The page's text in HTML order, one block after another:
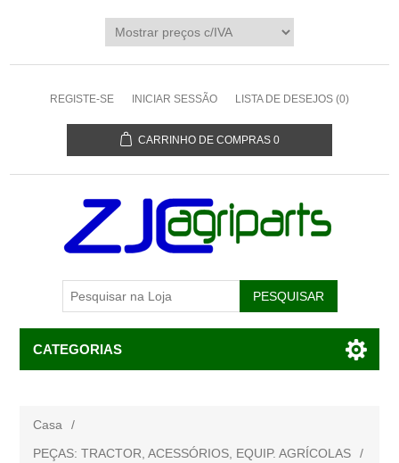
REGISTE-SE INICIAR SESSÃO LISTA DE DESEJOS (0)
CARRINHO DE COMPRAS 0
CATEGORIAS
Casa
/
PEÇAS: TRACTOR, ACESSÓRIOS, EQUIP. AGRÍCOLAS
/